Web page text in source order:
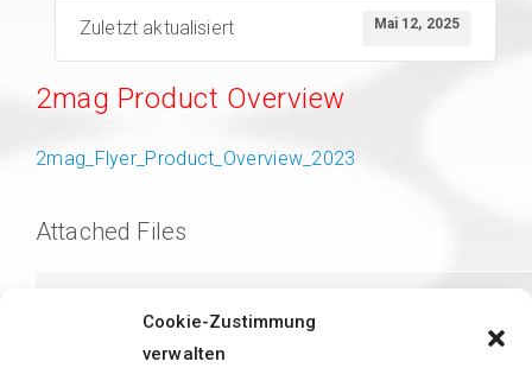
Cookie-Zustimmung
verwalten
Zuletzt aktualisiert Mai 12, 2025
2mag Product Overview
2mag_Flyer_Product_Overview_2023
Attached Files